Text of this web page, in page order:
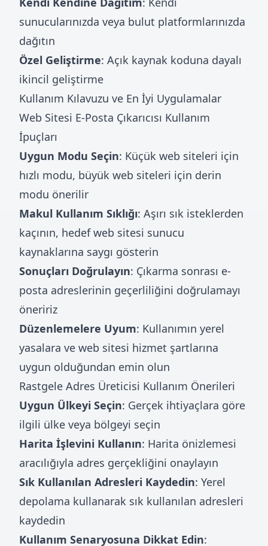
sunucularınızda veya bulut platformlarınızda
dağıtın
Özel Geliştirme: Açık kaynak koduna dayalı
ikincil geliştirme
Kullanım Kılavuzu ve En İyi Uygulamalar
Web Sitesi E-Posta Çıkarıcısı Kullanım
İpuçları
Uygun Modu Seçin: Küçük web siteleri için
hızlı modu, büyük web siteleri için derin
modu önerilir
Makul Kullanım Sıklığı: Aşırı sık isteklerden
kaçının, hedef web sitesi sunucu
kaynaklarına saygı gösterin
Sonuçları Doğrulayın: Çıkarma sonrası e-
posta adreslerinin geçerliliğini doğrulamayı
öneririz
Düzenlemelere Uyum: Kullanımın yerel
yasalara ve web sitesi hizmet şartlarına
uygun olduğundan emin olun
Rastgele Adres Üreticisi Kullanım Önerileri
Uygun Ülkeyi Seçin: Gerçek ihtiyaçlara göre
ilgili ülke veya bölgeyi seçin
Harita İşlevini Kullanın: Harita önizlemesi
aracılığıyla adres gerçekliğini onaylayın
Sık Kullanılan Adresleri Kaydedin: Yerel
depolama kullanarak sık kullanılan adresleri
kaydedin
Kullanım Senaryosuna Dikkat Edin: